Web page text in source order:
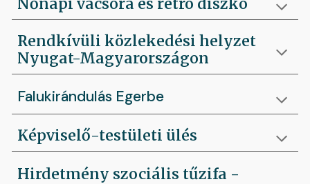
Nőnapi vacsora és retró diszkó
Rendkívüli közlekedési helyzet
Nyugat-Magyarországon
Falukirándulás Egerbe
Képviselő-testületi ülés
Hirdetmény szociális tűzifa -